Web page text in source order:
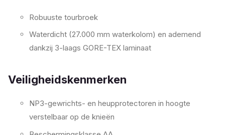
Robuuste tourbroek
Waterdicht (27.000 mm waterkolom) en ademend
dankzij 3-laags GORE-TEX laminaat
Veiligheidskenmerken
NP3-gewrichts- en heupprotectoren in hoogte
verstelbaar op de knieën